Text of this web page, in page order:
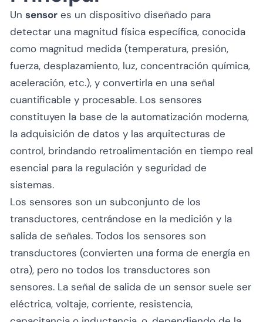
Un sensor es un dispositivo diseñado para
detectar una magnitud física específica, conocida
como magnitud medida (temperatura, presión,
fuerza, desplazamiento, luz, concentración química,
aceleración, etc.), y convertirla en una señal
cuantificable y procesable. Los sensores
constituyen la base de la automatización moderna,
la adquisición de datos y las arquitecturas de
control, brindando retroalimentación en tiempo real
esencial para la regulación y seguridad de
sistemas.
Los sensores son un subconjunto de los
transductores, centrándose en la medición y la
salida de señales. Todos los sensores son
transductores (convierten una forma de energía en
otra), pero no todos los transductores son
sensores. La señal de salida de un sensor suele ser
eléctrica, voltaje, corriente, resistencia,